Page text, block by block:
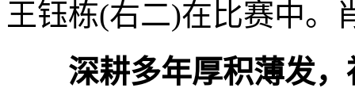
王钰栋(右二)在比赛中。
深耕多年厚积薄发，